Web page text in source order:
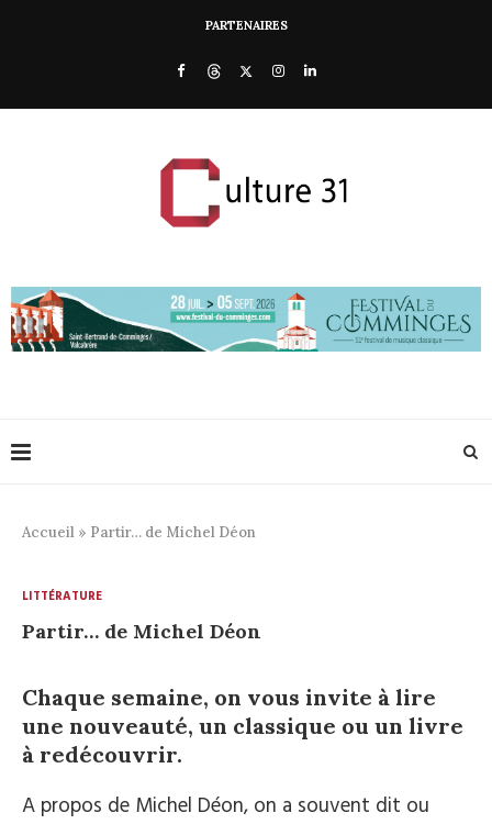
PARTENAIRES
Accueil » Partir… de Michel Déon
LITTÉRATURE
Partir… de Michel Déon
Chaque semaine, on vous invite à lire
une nouveauté, un classique ou un livre
à redécouvrir.
A propos de Michel Déon, on a souvent dit ou